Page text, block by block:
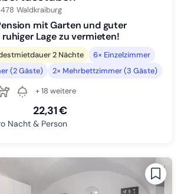
Waldkraiburg
mit Garten und guter
Lage zu vermieten!
2 Nächte
6× Einzelzimmer
(2 Gäste)
2× Mehrbettzimmer (3 Gäste)
+ 18 weitere
22,31 €
Nacht & Person